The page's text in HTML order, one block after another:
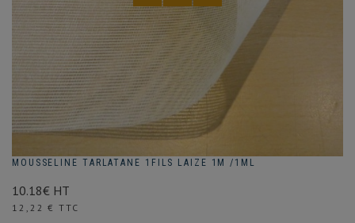
MOUSSELINE TARLATANE 1FILS LAIZE 1M /1ML
10.18€ HT
Prix
12,22 € TTC